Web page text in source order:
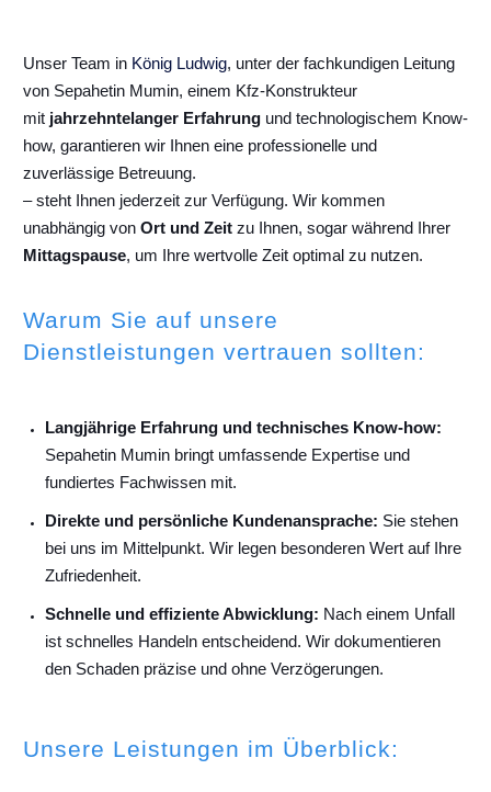
Unser Team in König Ludwig, unter der fachkundigen Leitung
von Sepahetin Mumin, einem Kfz-Konstrukteur
mit jahrzehntelanger Erfahrung und technologischem Know-
how, garantieren wir Ihnen eine professionelle und
zuverlässige Betreuung.
– steht Ihnen jederzeit zur Verfügung. Wir kommen
unabhängig von Ort und Zeit zu Ihnen, sogar während Ihrer
Mittagspause, um Ihre wertvolle Zeit optimal zu nutzen.
Warum Sie auf unsere
Dienstleistungen vertrauen sollten:
Langjährige Erfahrung und technisches Know-how:
Sepahetin Mumin bringt umfassende Expertise und
fundiertes Fachwissen mit.
Direkte und persönliche Kundenansprache: Sie stehen
bei uns im Mittelpunkt. Wir legen besonderen Wert auf Ihre
Zufriedenheit.
Schnelle und effiziente Abwicklung: Nach einem Unfall
ist schnelles Handeln entscheidend. Wir dokumentieren
den Schaden präzise und ohne Verzögerungen.
Unsere Leistungen im Überblick: